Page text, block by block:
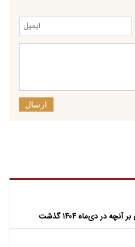
ارسال
دی‌ماه ۱۴۰۴ گذشت